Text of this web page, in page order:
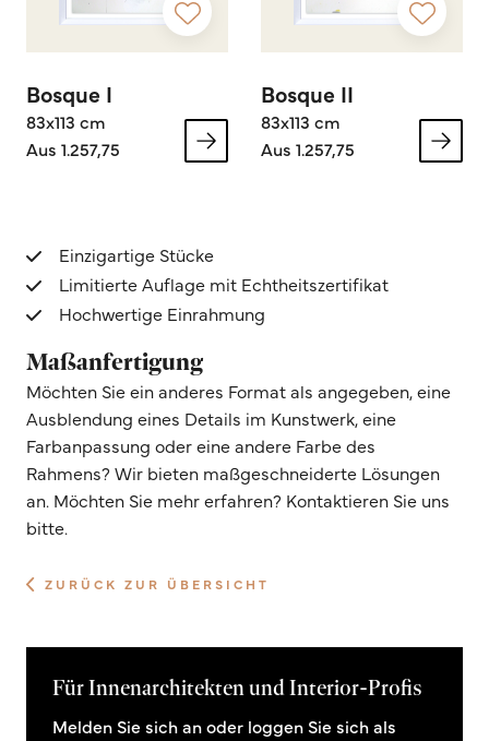
Bosque I
83x113 cm
Aus 1.257,75
Bosque II
83x113 cm
Aus 1.257,75
Einzigartige Stücke
Limitierte Auflage mit Echtheitszertifikat
Hochwertige Einrahmung
Maßanfertigung
Möchten Sie ein anderes Format als angegeben, eine
Ausblendung eines Details im Kunstwerk, eine
Farbanpassung oder eine andere Farbe des
Rahmens? Wir bieten maßgeschneiderte Lösungen
an. Möchten Sie mehr erfahren? Kontaktieren Sie uns
bitte.
ZURÜCK ZUR ÜBERSICHT
Für Innenarchitekten und Interior-Profis
Melden Sie sich an oder loggen Sie sich als